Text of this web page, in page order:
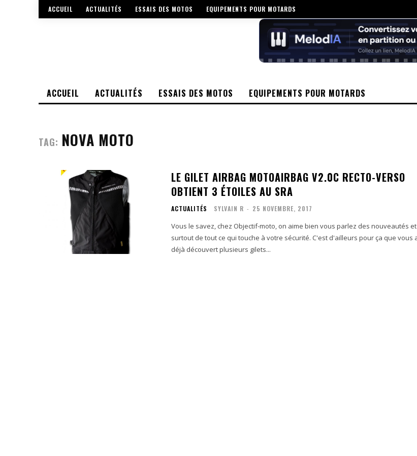
ACCUEIL ACTUALITÉS ESSAIS DES MOTOS EQUIPEMENTS POUR MOTARDS
ACCUEIL ACTUALITÉS ESSAIS DES MOTOS EQUIPEMENTS POUR MOTARDS
TAG: NOVA MOTO
LE GILET AIRBAG MOTOAIRBAG V2.0C RECTO-VERSO
OBTIENT 3 ÉTOILES AU SRA
ACTUALITÉS SYLVAIN R - 25 NOVEMBRE, 2017
Vous le savez, chez Objectif-moto, on aime bien vous parlez des nouveautés et
surtout de tout ce qui touche à votre sécurité. C'est d'ailleurs pour ça que vous avez
déjà découvert plusieurs gilets...